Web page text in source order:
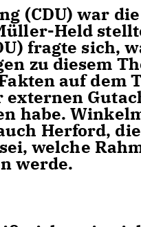
(CDU) war
Held
fragte sich,
zu diesem
auf dem
habe.
Herford,
welche
werde.